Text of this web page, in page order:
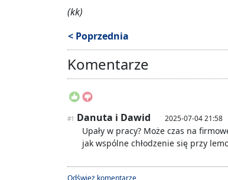
(kk)
< Poprzednia
Komentarze
#1 Danuta i Dawid 2025-07-04 21:58
Upały w pracy? Może czas na
jak wspólne chłodzenie się przy
Odśwież komentarze